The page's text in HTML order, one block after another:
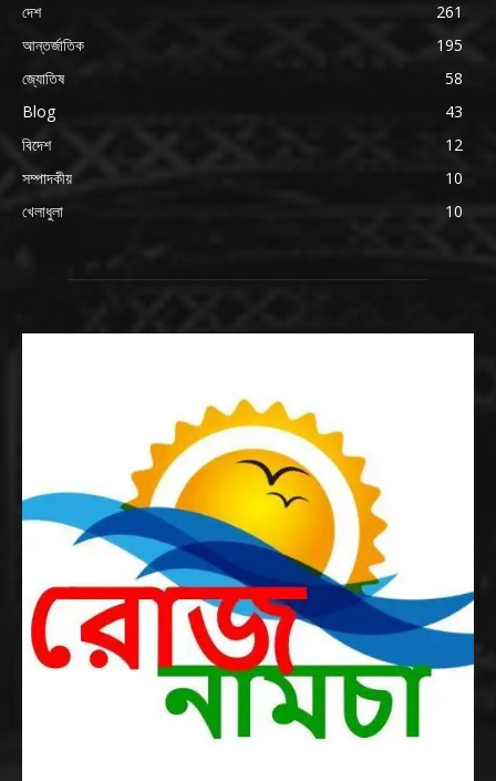
দেশ
261
আন্তর্জাতিক
195
জ্যোতিষ
58
Blog
43
বিদেশ
12
সম্পাদকীয়
10
খেলাধুলা
10